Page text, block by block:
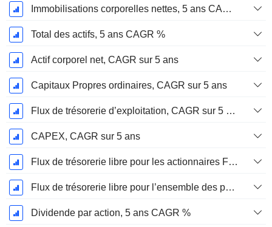
Immobilisations corporelles nettes, 5 ans CAGR %
Total des actifs, 5 ans CAGR %
Actif corporel net, CAGR sur 5 ans
Capitaux Propres ordinaires, CAGR sur 5 ans
Flux de trésorerie d’exploitation, CAGR sur 5 ans
CAPEX, CAGR sur 5 ans
Flux de trésorerie libre pour les actionnaires FCFE, CAGR sur 5 ans
Flux de trésorerie libre pour l’ensemble des pourvoyeurs de fonds (créanciers et actionnaires) FCFF, CAGR sur 5 ans
Dividende par action, 5 ans CAGR %